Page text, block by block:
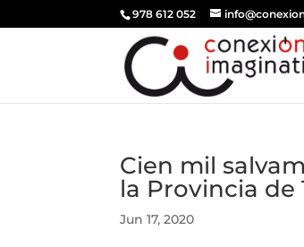
978 612 052
Cien mil
la Provincia de
Jun 17, 2020